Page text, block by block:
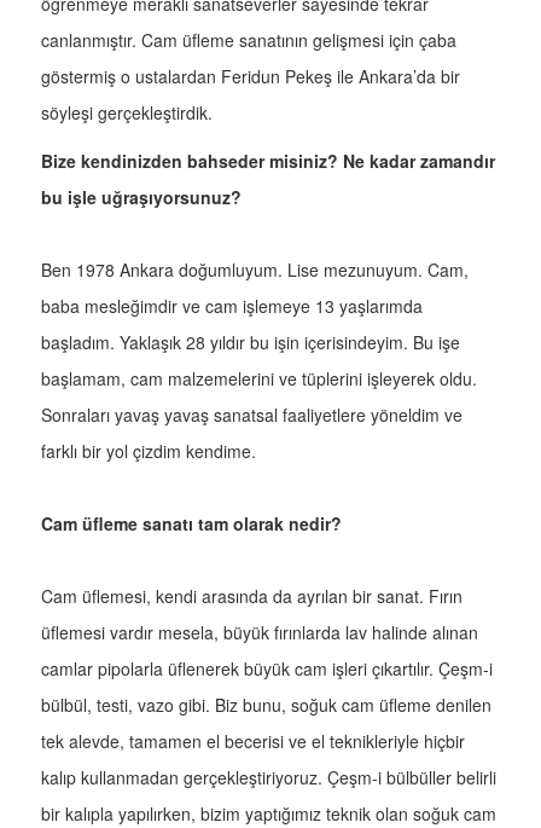
canlanmıştır. Cam üfleme sanatının gelişmesi için çaba
göstermiş o ustalardan Feridun Pekeş ile Ankara’da bir
söyleşi gerçekleştirdik.
Bize kendinizden bahseder misiniz? Ne kadar zamandır
bu işle uğraşıyorsunuz?
Ben 1978 Ankara doğumluyum. Lise mezunuyum. Cam,
baba mesleğimdir ve cam işlemeye 13 yaşlarımda
başladım. Yaklaşık 28 yıldır bu işin içerisindeyim. Bu işe
başlamam, cam malzemelerini ve tüplerini işleyerek oldu.
Sonraları yavaş yavaş sanatsal faaliyetlere yöneldim ve
farklı bir yol çizdim kendime.
Cam üfleme sanatı tam olarak nedir?
Cam üflemesi, kendi arasında da ayrılan bir sanat. Fırın
üflemesi vardır mesela, büyük fırınlarda lav halinde alınan
camlar pipolarla üflenerek büyük cam işleri çıkartılır. Çeşm-i
bülbül, testi, vazo gibi. Biz bunu, soğuk cam üfleme denilen
tek alevde, tamamen el becerisi ve el teknikleriyle hiçbir
kalıp kullanmadan gerçekleştiriyoruz. Çeşm-i bülbüller belirli
bir kalıpla yapılırken, bizim yaptığımız teknik olan soğuk cam